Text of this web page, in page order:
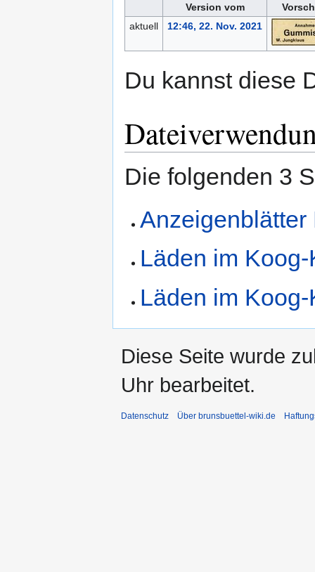
Version vom
aktuell
12:46, 22. Nov. 2021
Du kannst diese
Die folgenden 3
Läden im
Läden im
Diese Seite wurde
Uhr bearbeitet.
Datenschutz Über brunsbuettel-wiki.de